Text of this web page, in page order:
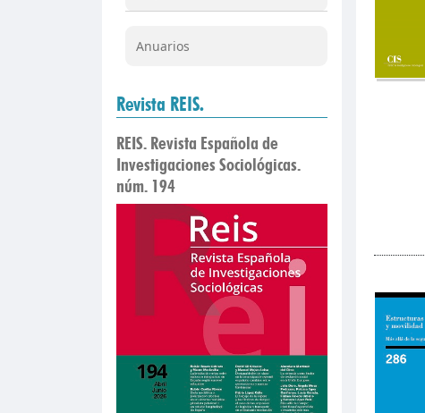
Anuarios
Revista REIS.
REIS. Revista Española de
Investigaciones Sociológicas.
núm. 194